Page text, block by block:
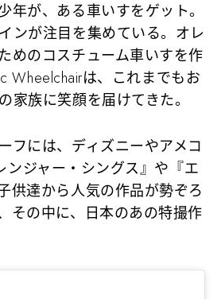
年が、ある車いすをゲット。
ンが注目を集めている。オレ
めのコスチューム車いすを作
Wheelchairは、これまでもお
家族に笑顔を届けてきた。
フには、ディズニーやアメコ
ンジャー・シングス』や『エ
供達から人気の作品が勢ぞろ
その中に、日本のあの特撮作